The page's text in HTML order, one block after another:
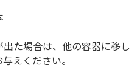
出た場合は、他の容器に移し
えください。